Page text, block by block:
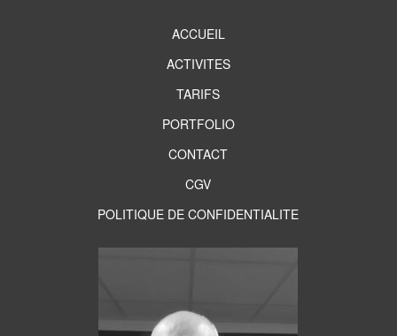
ACCUEIL
ACTIVITES
TARIFS
PORTFOLIO
CONTACT
CGV
POLITIQUE DE CONFIDENTIALITE